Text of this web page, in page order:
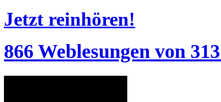
Jetzt reinhören!
866 Weblesungen von